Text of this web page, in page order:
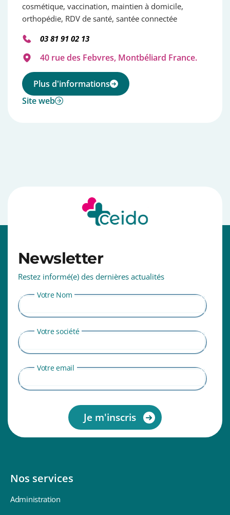
cosmétique, vaccination, maintien à domicile,
orthopédie, RDV de santé, santée connectée
03 81 91 02 13
40 rue des Febvres, Montbéliard France.
Plus d'informations
Site web
Newsletter
Restez informé(e) des dernières actualités
Votre Nom
Votre société
Votre email
Nos services
Administration